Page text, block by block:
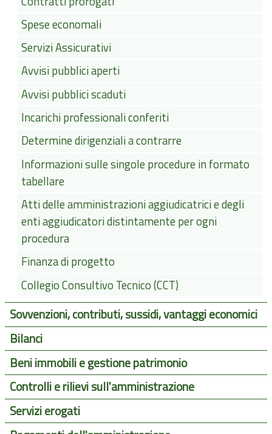
Spese economali
Servizi Assicurativi
Avvisi pubblici aperti
Avvisi pubblici scaduti
Incarichi professionali conferiti
Determine dirigenziali a contrarre
Informazioni sulle singole procedure in formato
tabellare
Atti delle amministrazioni aggiudicatrici e degli
enti aggiudicatori distintamente per ogni
procedura
Finanza di progetto
Collegio Consultivo Tecnico (CCT)
Sovvenzioni, contributi, sussidi, vantaggi economici
Bilanci
Beni immobili e gestione patrimonio
Controlli e rilievi sull'amministrazione
Servizi erogati